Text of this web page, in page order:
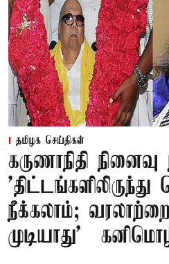
தமிழக செய்திகள்
கருணாநிதி
நீக்கலாம்;
முடியாது' –